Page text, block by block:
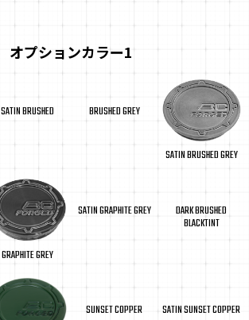
オプションカラー1
SATIN BRUSHED BRUSHED GREY
SATIN BRUSHED GREY
GRAPHITE GREY
SATIN GRAPHITE GREY
DARK BRUSHED
BLACKTINT
SUNSET COPPER SATIN SUNSET COPPER